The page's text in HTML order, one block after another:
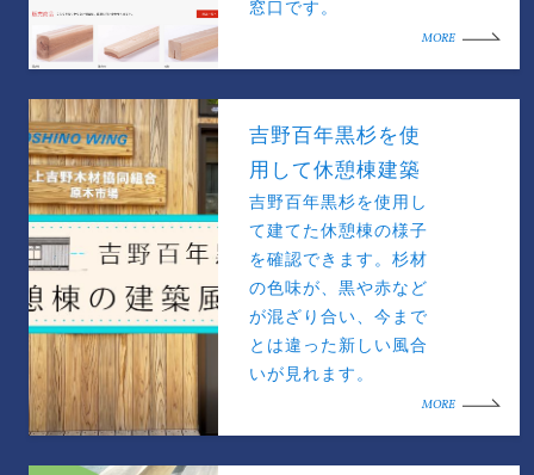
窓口です。
MORE
吉野百年黒杉を使
用して休憩棟建築
吉野百年黒杉を使用し
て建てた休憩棟の様子
を確認できます。杉材
の色味が、黒や赤など
が混ざり合い、今まで
とは違った新しい風合
いが見れます。
MORE